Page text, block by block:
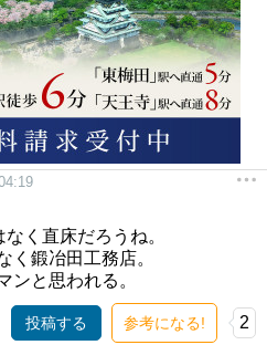
く直床だろうね。
く鍛冶田工務店。
ンと思われる。
投稿する 参考になる! 2